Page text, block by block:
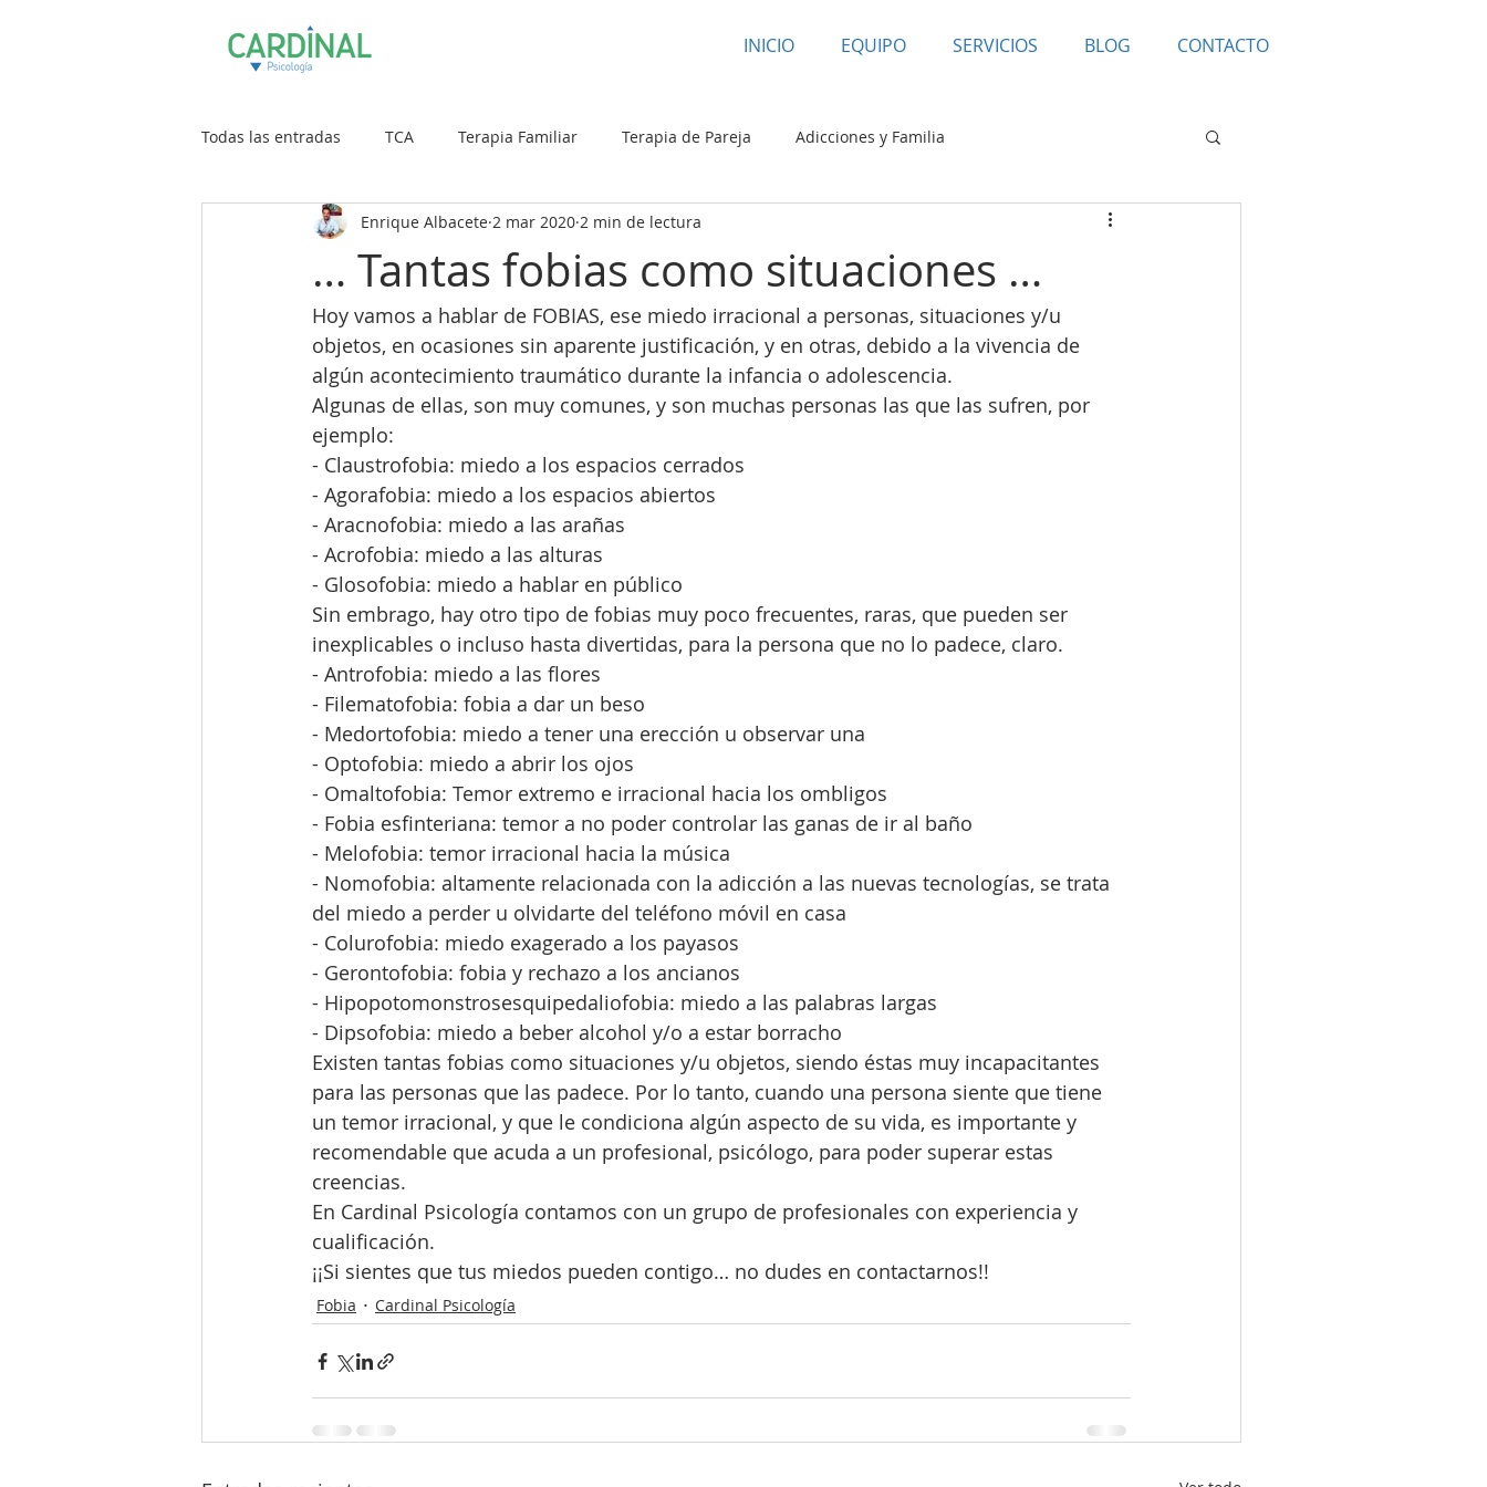
INICIO EQUIPO SERVICIOS BLOG CONTACTO
Todas las entradas TCA Terapia Familiar Terapia de Pareja Adicciones y Familia
Trastornos del Estado de Animo Autoestima Cardinal Psicología
… Tantas fobias como situaciones …
Enrique Albacete 2 mar 2020 2 min de lectura
Hoy vamos a hablar de FOBIAS, ese miedo irracional a personas, situaciones y/u
objetos, en ocasiones sin aparente justificación, y en otras, debido a la vivencia de
algún acontecimiento traumático durante la infancia o adolescencia.
Algunas de ellas, son muy comunes, y son muchas personas las que las sufren, por
ejemplo:
- Claustrofobia: miedo a los espacios cerrados
- Agorafobia: miedo a los espacios abiertos
- Aracnofobia: miedo a las arañas
- Acrofobia: miedo a las alturas
- Glosofobia: miedo a hablar en público
Sin embrago, hay otro tipo de fobias muy poco frecuentes, raras, que pueden ser
inexplicables o incluso hasta divertidas, para la persona que no lo padece, claro.
- Antrofobia: miedo a las flores
- Filematofobia: fobia a dar un beso
- Medortofobia: miedo a tener una erección u observar una
- Optofobia: miedo a abrir los ojos
- Omaltofobia: Temor extremo e irracional hacia los ombligos
- Fobia esfinteriana: temor a no poder controlar las ganas de ir al baño
- Melofobia: temor irracional hacia la música
- Nomofobia: altamente relacionada con la adicción a las nuevas tecnologías, se trata
del miedo a perder u olvidarte del teléfono móvil en casa
- Colurofobia: miedo exagerado a los payasos
- Gerontofobia: fobia y rechazo a los ancianos
- Hipopotomonstrosesquipedaliofobia: miedo a las palabras largas
- Dipsofobia: miedo a beber alcohol y/o a estar borracho
Existen tantas fobias como situaciones y/u objetos, siendo éstas muy incapacitantes
para las personas que las padece. Por lo tanto, cuando una persona siente que tiene
un temor irracional, y que le condiciona algún aspecto de su vida, es importante y
recomendable que acuda a un profesional, psicólogo, para poder superar estas
creencias.
En Cardinal Psicología contamos con un grupo de profesionales con experiencia y
cualificación.
¡¡Si sientes que tus miedos pueden contigo… no dudes en contactarnos!!
Fobia Cardinal Psicología